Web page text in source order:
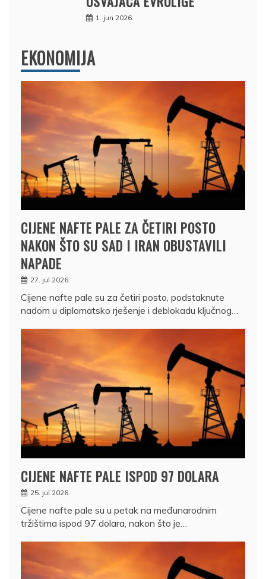
1. jun 2026.
EKONOMIJA
CIJENE NAFTE PALE ZA ČETIRI POSTO
NAKON ŠTO SU SAD I IRAN OBUSTAVILI
NAPADE
27. jul 2026.
Cijene nafte pale su za četiri posto, podstaknute
nadom u diplomatsko rješenje i deblokadu ključnog…
CIJENE NAFTE PALE ISPOD 97 DOLARA
25. jul 2026.
Cijene nafte pale su u petak na međunarodnim
tržištima ispod 97 dolara, nakon što je…